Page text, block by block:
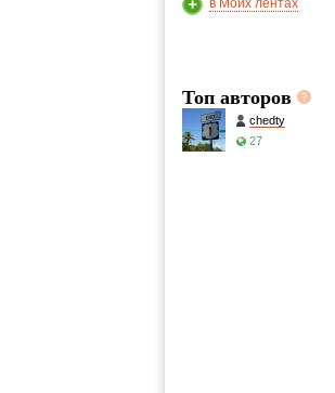
в Моих лентах
Топ авторов
chedty
27